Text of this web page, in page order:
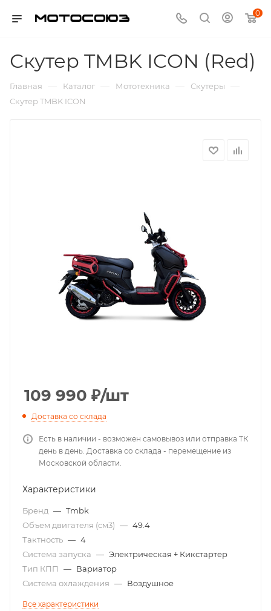
0
Скутер TMBK ICON (Red)
Главная — Каталог — Мототехника — Скутеры —
Скутер TMBK ICON
109 990 ₽/шт
Доставка со склада
Есть в наличии - возможен самовывоз или отправка ТК
день в день. Доставка со склада - перемещение из
Московской области.
Характеристики
Бренд — Tmbk
Объем двигателя (см3) — 49.4
Тактность — 4
Система запуска — Электрическая + Кикстартер
Тип КПП
— Вариатор
Система охлаждения — Воздушное
Все характеристики